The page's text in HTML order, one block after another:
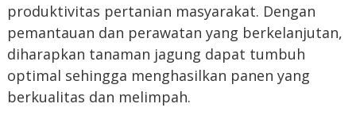
produktivitas pertanian masyarakat. Dengan
pemantauan dan perawatan yang berkelanjutan,
diharapkan tanaman jagung dapat tumbuh
optimal sehingga menghasilkan panen yang
berkualitas dan melimpah.